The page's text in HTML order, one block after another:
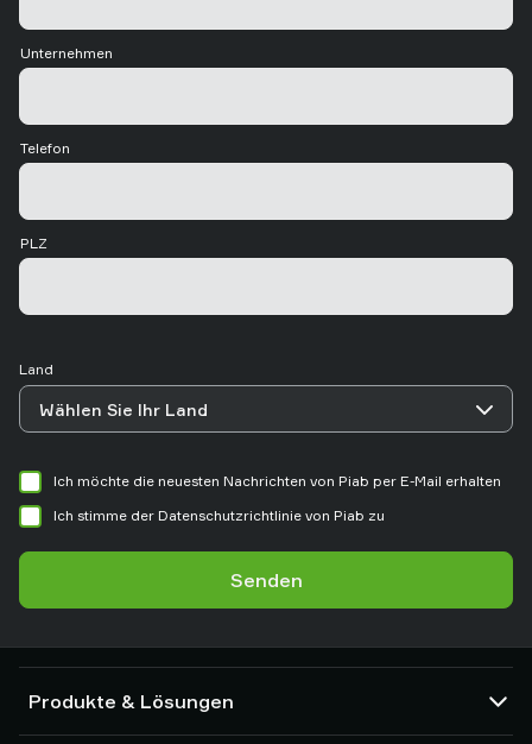
Unternehmen
Telefon
PLZ
Land
Ich möchte die neuesten Nachrichten von Piab per E-Mail erhalten
Ich stimme der Datenschutzrichtlinie von Piab zu
Senden
Produkte & Lösungen